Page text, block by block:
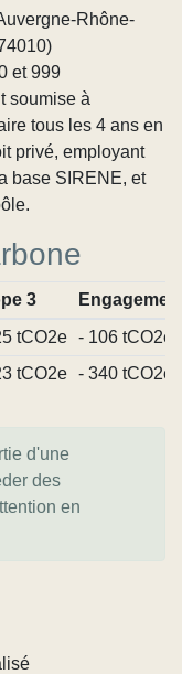
Rhône-
et 999
soumise à
tous les 4 ans en
privé, employant
base SIRENE, et
3
tCO2e
- 106 tCO2e
tCO2e - 340 tCO2e
d'une
des
en